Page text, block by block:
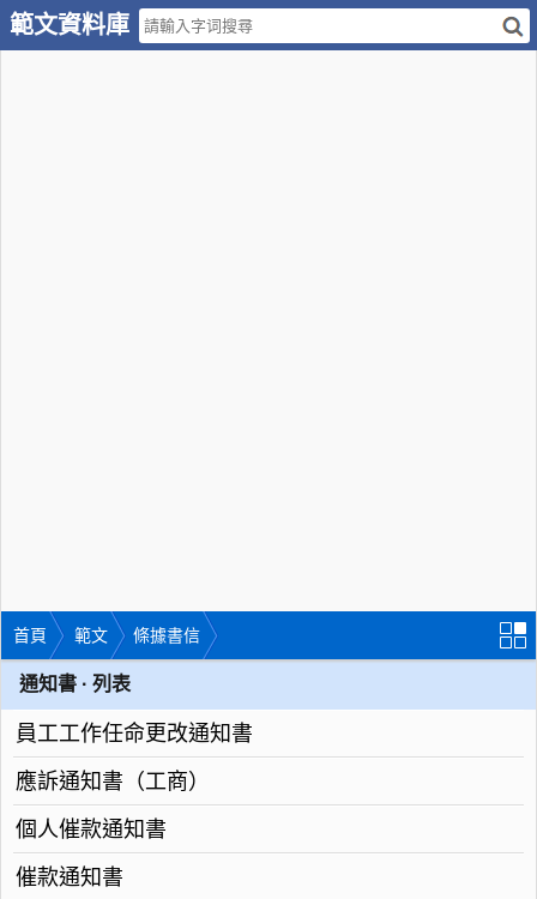
範文資料庫
首頁 範文 條據書信
通知書 · 列表
員工工作任命更改通知書
應訴通知書（工商）
個人催款通知書
催款通知書